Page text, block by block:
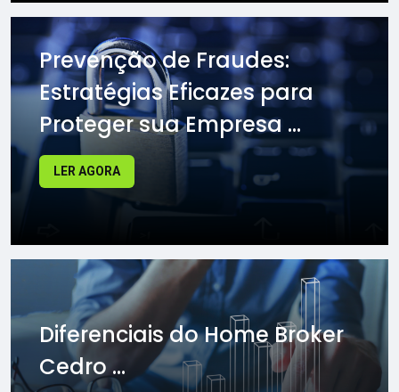
Prevenção de Fraudes:
Estratégias Eficazes para
Proteger sua Empresa ...
LER AGORA
Diferenciais do Home Broker
Cedro ...